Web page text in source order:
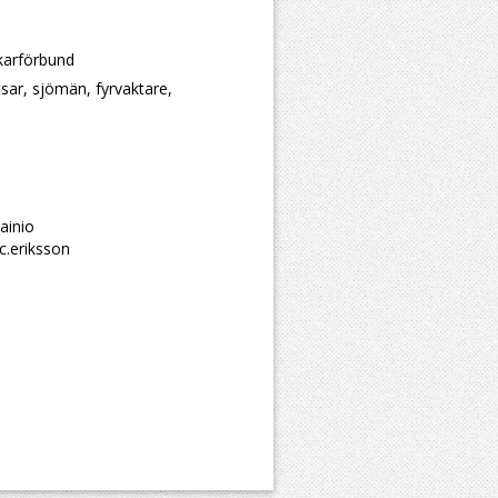
sjömän, fyrvaktare,